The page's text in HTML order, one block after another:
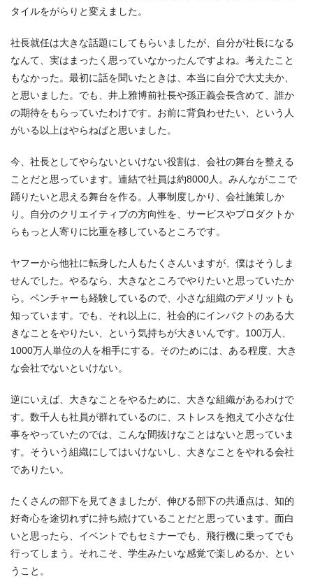
タイルをがらりと変えました。
社長就任は大きな話題にしてもらいましたが、自分が社長になる
なんて、実はまったく思っていなかったんですよね。考えたこと
もなかった。最初に話を聞いたときは、本当に自分で大丈夫か、
と思いました。でも、井上雅博前社長や孫正義会長含めて、誰か
の期待をもらっていたわけです。お前に背負わせたい、という人
がいる以上はやらねばと思いました。
今、社長としてやらないといけない役割は、会社の舞台を整える
ことだと思っています。連結で社員は約8000人。みんながここで
踊りたいと思える舞台を作る。人事制度しかり、会社施策しか
り。自分のクリエイティブの方向性を、サービスやプロダクトか
らもっと人寄りに比重を移しているところです。
ヤフーから他社に転身した人もたくさんいますが、僕はそうしま
せんでした。やるなら、大きなところでやりたいと思っていたか
ら。ベンチャーも経験しているので、小さな組織のデメリットも
知っています。でも、それ以上に、社会的にインパクトのある大
きなことをやりたい、という気持ちが大きいんです。100万人、
1000万人単位の人を相手にする。そのためには、ある程度、大き
な会社でないといけない。
逆にいえば、大きなことをやるために、大きな組織があるわけで
す。数千人も社員が群れているのに、ストレスを抱えて小さな仕
事をやっていたのでは、こんな間抜けなことはないと思っていま
す。そういう組織にしてはいけないし、大きなことをやれる会社
でありたい。
たくさんの部下を見てきましたが、伸びる部下の共通点は、知的
好奇心を途切れずに持ち続けていることだと思っています。面白
いと思ったら、イベントでもセミナーでも、飛行機に乗ってでも
行ってしまう。それこそ、学生みたいな感覚で楽しめるか、とい
うこと。